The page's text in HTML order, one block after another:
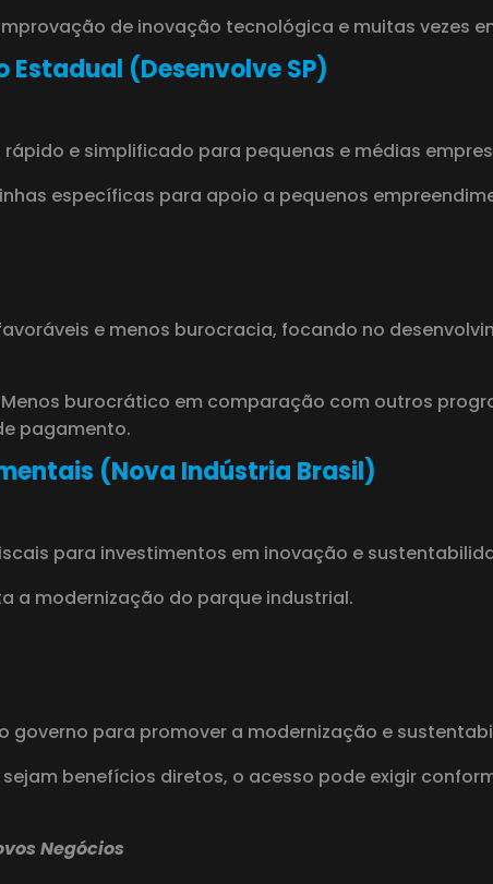
de inovação tecnológica e muitas vezes
Estadual (Desenvolve SP)
e simplificado para pequenas e médias
específicas para apoio a pequenos
e menos burocracia, focando no
Menos burocrático em comparação com outros
pagamento.
(Nova Indústria Brasil)
para investimentos em inovação e
a modernização do parque industrial.
governo para promover a modernização e
sejam benefícios diretos, o acesso pode exigir
Negócios